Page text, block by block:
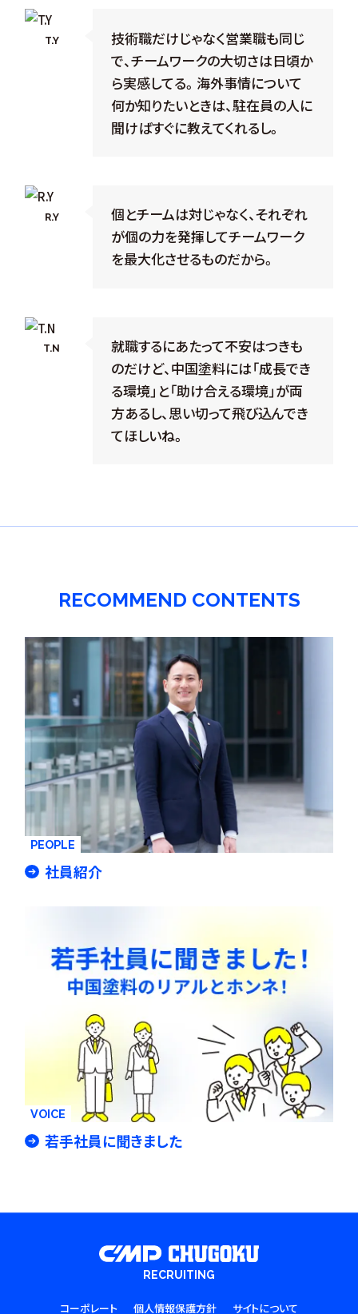
T.Y
技術職だけじゃなく営業職も同じ
で、チームワークの大切さは日頃か
ら実感してる。海外事情について
何か知りたいときは、駐在員の人に
聞けばすぐに教えてくれるし。
R.Y
個とチームは対じゃなく、それぞれ
が個の力を発揮してチームワーク
を最大化させるものだから。
T.N
就職するにあたって不安はつきも
のだけど、中国塗料には「成長でき
る環境」と「助け合える環境」が両
方あるし、思い切って飛び込んでき
てほしいね。
RECOMMEND CONTENTS
PEOPLE
社員紹介
VOICE
若手社員に聞きました
RECRUITING
コーポレート 個人情報保護方針 サイトについて